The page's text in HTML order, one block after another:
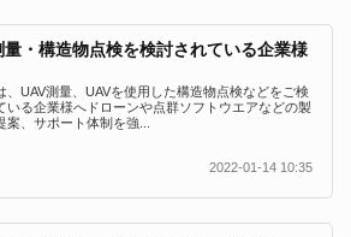
量・構造物点検を検討されている企業様
、UAV測量、UAVを使用した構造物点検などをご検
いる企業様へドローンや点群ソフトウエアなどの製
案、サポート体制を強...
2022-01-14 10:35